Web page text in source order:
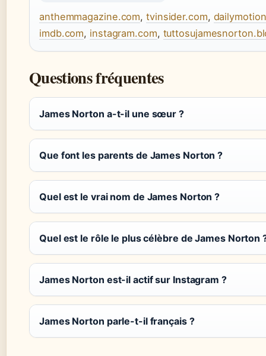
anthemmagazine.com,tvinsider.com,
imdb.com, instagram.com,
Questions fréquentes
James Norton a-t-il une sœur ?
Que font les parents de James Norton ?
Quel est le vrai nom de James Norton ?
Quel est le rôle le plus célèbre de James Norton
James Norton est-il actif sur Instagram ?
James Norton parle-t-il français ?